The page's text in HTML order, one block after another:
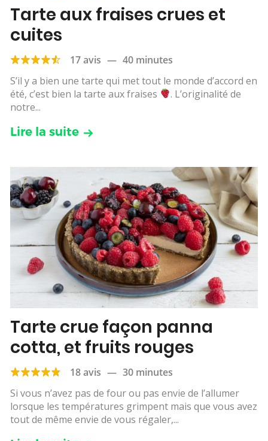
Tarte aux fraises crues et
cuites
17 avis — 40 minutes
S’il y a bien une tarte qui met tout le monde d’accord en
été, c’est bien la tarte aux fraises
. L’originalité de
notre...
Lire la suite
Tarte crue façon panna
cotta, et fruits rouges
18 avis — 30 minutes
Si vous n’avez pas de four ou pas envie de l’allumer
lorsque les températures grimpent mais que vous avez
tout de même envie de vous régaler,...